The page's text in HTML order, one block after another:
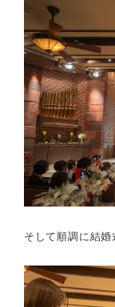
そして順調に結婚